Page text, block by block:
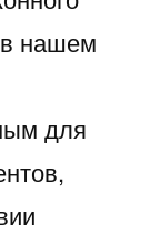
в нашем
для